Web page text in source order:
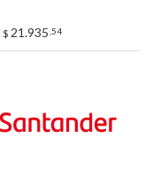
$ 21.935 ,54